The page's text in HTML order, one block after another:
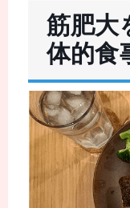
筋肥大
体的食